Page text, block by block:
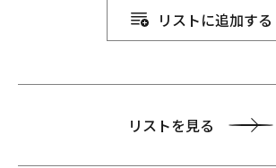
リストに追加する
リストを見る